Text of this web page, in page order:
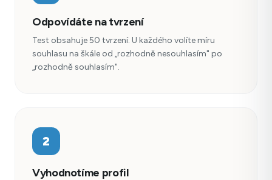
Odpovídáte na tvrzení
Test obsahuje 50 tvrzení. U každého volíte míru
souhlasu na škále od „rozhodně nesouhlasím" po
„rozhodně souhlasím".
2
Vyhodnotíme profil